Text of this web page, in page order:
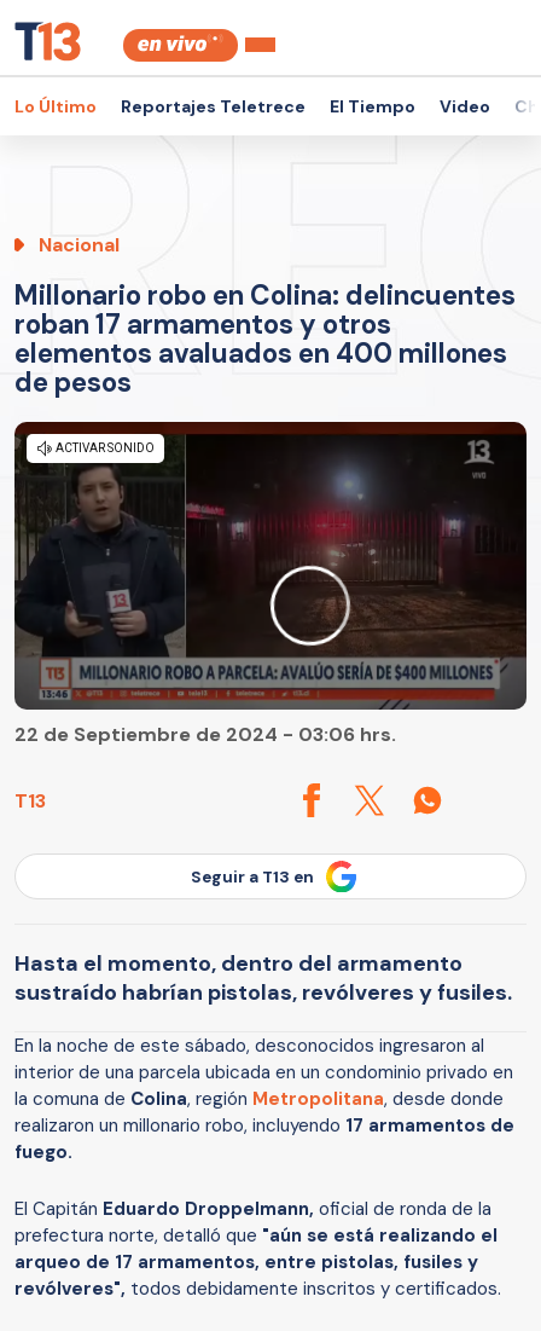
Lo Último Reportajes Teletrece El Tiempo Video
Nacional
Millonario robo en Colina: delincuentes
roban 17 armamentos y otros
elementos avaluados en 400 millones
de pesos
T13
22 de Septiembre de 2024 - 03:06 hrs.
Seguir a T13 en
Hasta el momento, dentro del armamento
sustraído habrían pistolas, revólveres y fusiles.
En la noche de este sábado, desconocidos ingresaron al
interior de una parcela ubicada en un condominio privado en
la comuna de Colina, región Metropolitana, desde donde
realizaron un millonario robo, incluyendo 17 armamentos de
fuego.
El Capitán Eduardo Droppelmann, oficial de ronda de la
prefectura norte, detalló que "aún se está realizando el
arqueo de 17 armamentos, entre pistolas, fusiles y
revólveres", todos debidamente inscritos y certificados.